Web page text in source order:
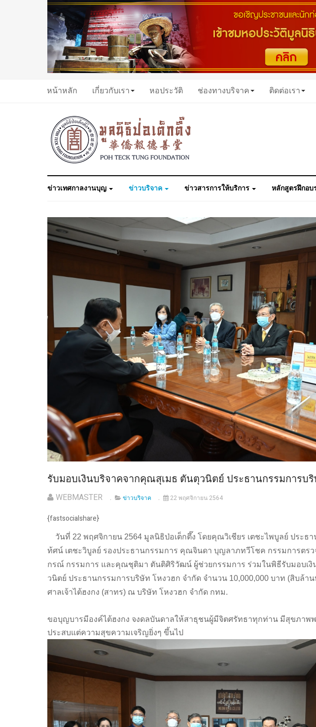
หน้าหลัก เกี่ยวกับเรา หอประวัติ ช่องทางบริจาค ติดต่อเรา
ข่าวเทศกาลงานบุญ ข่าวบริจาค ข่าวสารการให้บริการ หลักสูตรฝึกอบ
รับมอบเงินบริจาคจากคุณสุเมธ ตันตุวนิตย์ ประธานกรรมการบ
WEBMASTER ข่าวบริจาค 22 พฤศจิกายน 2564
{fastsocialshare}
วันที่ 22 พฤศจิกายน 2564 มูลนิธิป่อเต็กตึ๊ง โดยคุณวิเชียร เตชะไพบูลย์ ประ
ท้ศน์ เตชะวิบูลย์ รองประธานกรรมการ คุณจินดา บุญลาภทวีโชค กรรมการตร
กรณ์ กรรมการ และคุณชุติมา ตันติศิริวัฒน์ ผู้ช่วยกรรมการ ร่วมในพิธีรับมอบเ
วนิตย์ ประธานกรรมการบริษัท โหงวฮก จำกัด จำนวน 10,000,000 บาท (สิบล้า
ศาลเจ้าไต้ฮงกง (สาทร) ณ บริษัท โหงวฮก จำกัด กทม.
ขอบุญบารมีองค์ไต้ฮงกง จงดลบันดาลให้สาธุชนผู้มีจิตศรัทธาทุกท่าน มีสุขภาพ
ประสบแต่ความสุขความเจริญยิ่งๆ ขึ้นไป